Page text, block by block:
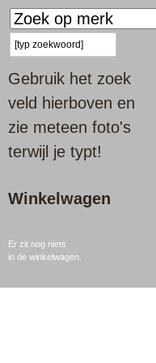
Gebruik het zoek
veld hierboven en
zie meteen foto's
terwijl je typt!
Winkelwagen
Er zit nog niets
in de winkelwagen.